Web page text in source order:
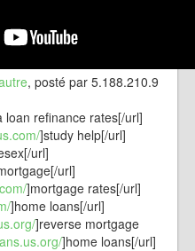
, posté par 5.188.210.9
loan refinance rates[/url]
]study help[/url]
url]
url]
]mortgage rates[/url]
]home loans[/url]
]reverse mortgage
]home loans[/url]